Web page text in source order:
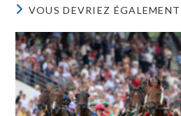
VOUS DEVRIEZ